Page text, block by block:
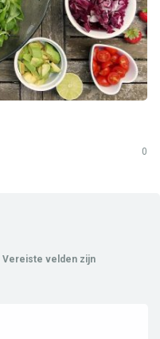
0
Vereiste velden zijn